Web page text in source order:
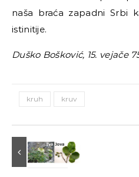
naša braća zapadni Srbi
istinitije.
Duško Bošković, 15. vejače
kruh kruv